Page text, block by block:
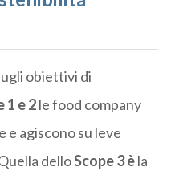
obiettivi di
1 e 2le food company
e agiscono su leve
delloScope 3 èla